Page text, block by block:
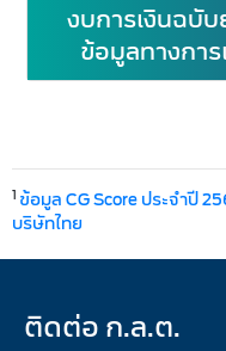
งบการเงินฉบับ
ข้อมูลทางการ
1 ข้อมูล CG Score ประจำปี
บริษัทไทย
ติดต่อ ก.ล.ต.